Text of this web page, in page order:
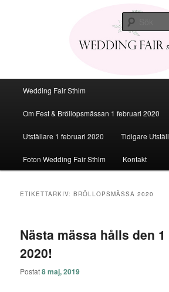
Bröllopsmässa
Hoppa
till
huvudinnehåll
Hoppa
till
sekundärt
Wedding Fair Sthlm
Om Fest & Bröllopsmässan 1 februari 2020
Utställare 1 februari 2020 Tidigare
Foton Wedding Fair Sthlm Kontakt
ETIKETTARKIV:BRÖLLOPSMÄSSA 2020
Nästa mässa hålls den 1
2020!
Postat8 maj, 2019